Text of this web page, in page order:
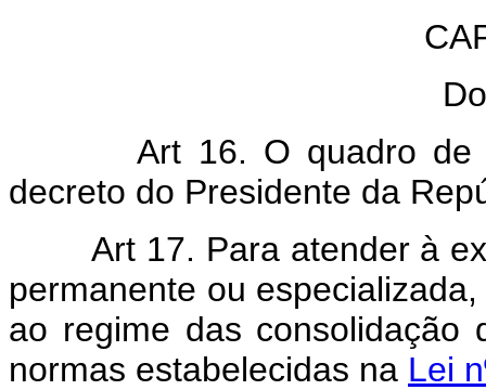
Art 16. O quadro de
decreto do Presidente da
Art 17. Para atender à
permanente ou
ao regime das consolidação
normas estabelecidas na Lei